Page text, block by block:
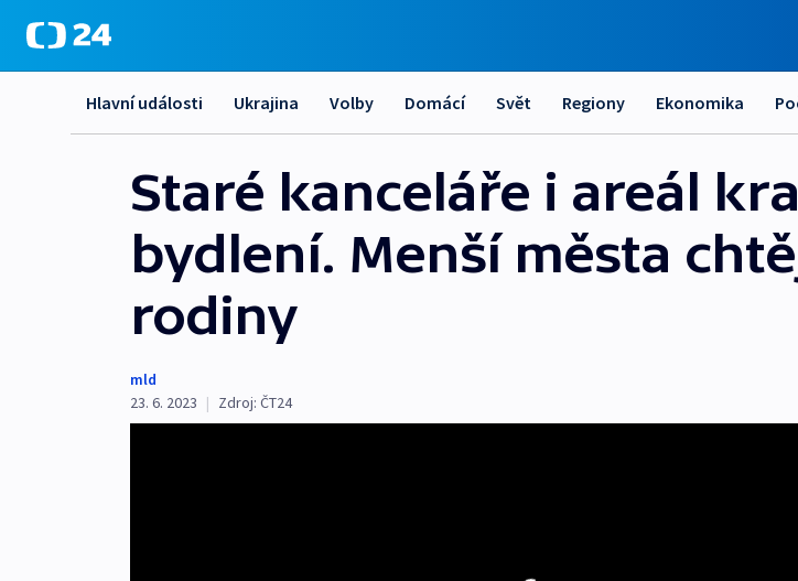
Hlavní události Ukrajina Volby Domácí Svět Regiony Ekonomika
Staré kanceláře i areál
bydlení. Menší města
rodiny
mld
23. 6. 2023 | Zdroj: ČT24